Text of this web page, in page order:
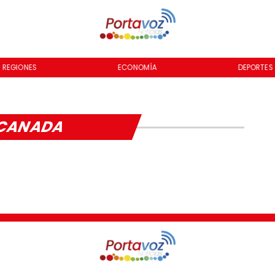
REGIONES ECONOMÍA DEPORTES